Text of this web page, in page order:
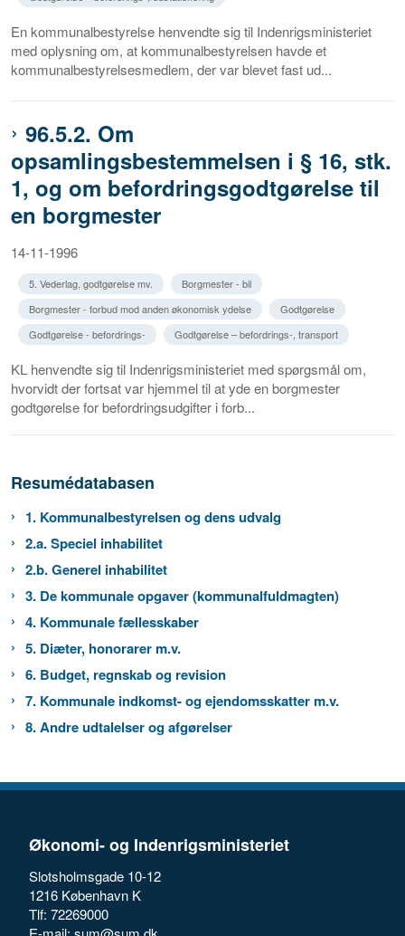
En kommunalbestyrelse henvendte sig til Indenrigsministeriet
med oplysning om, at kommunalbestyrelsen havde et
kommunalbestyrelsesmedlem, der var blevet fast ud...
96.5.2. Om
opsamlingsbestemmelsen i § 16, stk.
1, og om befordringsgodtgørelse til
en borgmester
14-11-1996
5. Vederlag, godtgørelse mv.
Borgmester - bil
Borgmester - forbud mod anden økonomisk ydelse
Godtgørelse
Godtgørelse - befordrings-
Godtgørelse – befordrings-, transport
KL henvendte sig til Indenrigsministeriet med spørgsmål om,
hvorvidt der fortsat var hjemmel til at yde en borgmester
godtgørelse for befordringsudgifter i forb...
Resumédatabasen
1. Kommunalbestyrelsen og dens udvalg
2.a. Speciel inhabilitet
2.b. Generel inhabilitet
3. De kommunale opgaver (kommunalfuldmagten)
4. Kommunale fællesskaber
5. Diæter, honorarer m.v.
6. Budget, regnskab og revision
7. Kommunale indkomst- og ejendomsskatter m.v.
8. Andre udtalelser og afgørelser
Økonomi- og Indenrigsministeriet
Slotsholmsgade 10-12
1216 København K
Tlf: 72269000